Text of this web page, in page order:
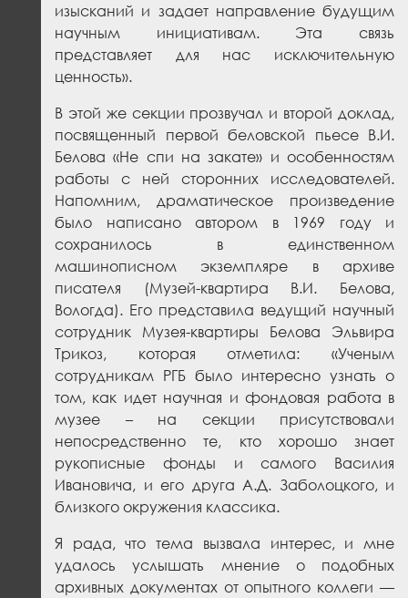
изысканий и задает направление будущим
научным инициативам. Эта связь
представляет для нас исключительную
ценность».
В этой же секции прозвучал и второй доклад,
посвященный первой беловской пьесе В.И.
Белова «Не спи на закате» и особенностям
работы с ней сторонних исследователей.
Напомним, драматическое произведение
было написано автором в 1969 году и
сохранилось в единственном
машинописном экземпляре в архиве
писателя (Музей-квартира В.И. Белова,
Вологда). Его представила ведущий научный
сотрудник Музея-квартиры Белова Эльвира
Трикоз, которая отметила: «Ученым
сотрудникам РГБ было интересно узнать о
том, как идет научная и фондовая работа в
музее – на секции присутствовали
непосредственно те, кто хорошо знает
рукописные фонды и самого Василия
Ивановича, и его друга А.Д. Заболоцкого, и
близкого окружения классика.
Я рада, что тема вызвала интерес, и мне
удалось услышать мнение о подобных
архивных документах от опытного коллеги —